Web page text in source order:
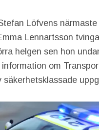
Löfvens närmaste
Lennartsson
helgen sen hon
om
säkerhetsklassade